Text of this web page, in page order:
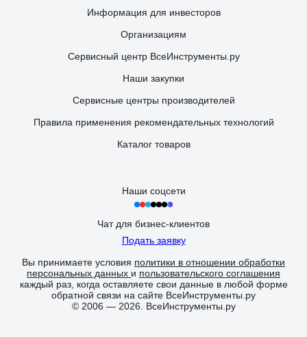
Информация для инвесторов
Организациям
Сервисный центр ВсеИнструменты.ру
Наши закупки
Сервисные центры производителей
Правила применения рекомендательных технологий
Каталог товаров
Наши соцсети
Чат для бизнес-клиентов
Подать заявку
Вы принимаете условия политики в отношении обработки
персональных данных и пользовательского соглашения
каждый раз, когда оставляете свои данные в любой форме
обратной связи на сайте ВсеИнструменты.ру
© 2006 — 2026. ВсеИнструменты.ру